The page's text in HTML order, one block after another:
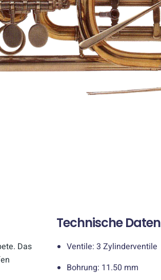
Das
Technische Daten
Ventile: 3 Zylinderventile
Bohrung: 11.50 mm